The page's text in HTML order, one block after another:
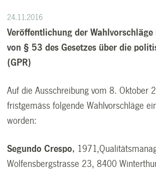
24.11.2016
Veröffentlichung der Wahlvorschläge
von § 53 des Gesetzes über die
(GPR)
Auf die Ausschreibung vom 8. Oktober
fristgemäss folgende Wahlvorschläge
worden:
Segundo Crespo,
Wolfensbergstrasse 23, 8400